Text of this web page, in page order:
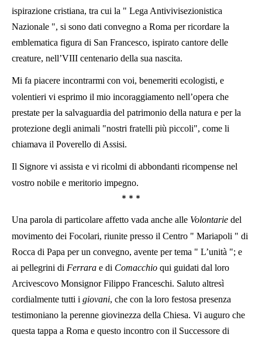
ispirazione cristiana, tra cui la " Lega Antivivisezionistica
Nazionale ", si sono dati convegno a Roma per ricordare la
emblematica figura di San Francesco, ispirato cantore delle
creature, nell’VIII centenario della sua nascita.
Mi fa piacere incontrarmi con voi, benemeriti ecologisti, e
volentieri vi esprimo il mio incoraggiamento nell’opera che
prestate per la salvaguardia del patrimonio della natura e per la
protezione degli animali "nostri fratelli più piccoli", come li
chiamava il Poverello di Assisi.
Il Signore vi assista e vi ricolmi di abbondanti ricompense nel
vostro nobile e meritorio impegno.
* * *
Una parola di particolare affetto vada anche alle Volontarie del
movimento dei Focolari, riunite presso il Centro " Mariapoli " di
Rocca di Papa per un convegno, avente per tema " L’unità "; e
ai pellegrini di Ferrara e di Comacchio qui guidati dal loro
Arcivescovo Monsignor Filippo Franceschi. Saluto altresì
cordialmente tutti i giovani, che con la loro festosa presenza
testimoniano la perenne giovinezza della Chiesa. Vi auguro che
questa tappa a Roma e questo incontro con il Successore di